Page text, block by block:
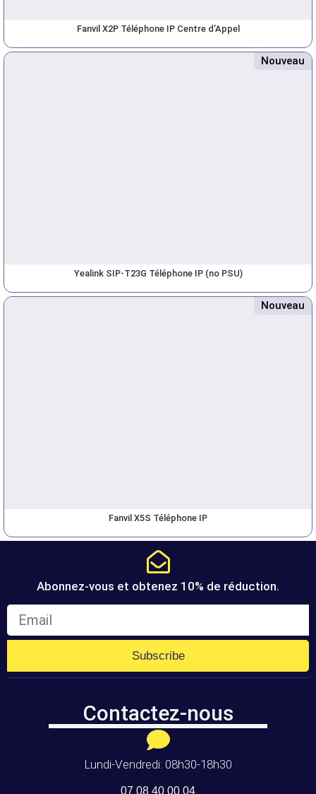
Fanvil X2P Téléphone IP Centre d’Appel
Nouveau
Yealink SIP-T23G Téléphone IP (no PSU)
Nouveau
Fanvil X5S Téléphone IP
Abonnez-vous et obtenez 10% de réduction.
Subscribe
Contactez-nous
Lundi-Vendredi: 08h30-18h30
07 08 40 00 04